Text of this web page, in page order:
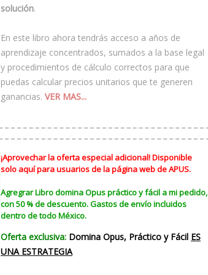
solución.
En este libro ahora tendrás acceso a años de
aprendizaje concentrados, sumados a la base legal
y procedimientos de cálculo correctos para que
puedas calcular precios unitarios que te generen
ganancias. VER MAS...
¡Aprovechar la oferta especial adicional! Disponible
solo aquí para usuarios de la página web de APUS.
Agregrar Libro domina Opus práctico y fácil a mi pedido,
con 50 % de descuento. Gastos de envío incluidos
dentro de todo México.
Oferta exclusiva: Domina Opus, Práctico y Fácil ES
UNA ESTRATEGIA